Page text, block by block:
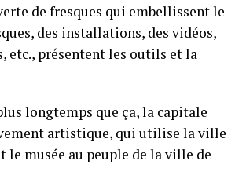
de fresques qui embellissent le
des installations, des vidéos,
etc., présentent les outils et la
longtemps que ça, la capitale
artistique, qui utilise la ville
le musée au peuple de la ville de